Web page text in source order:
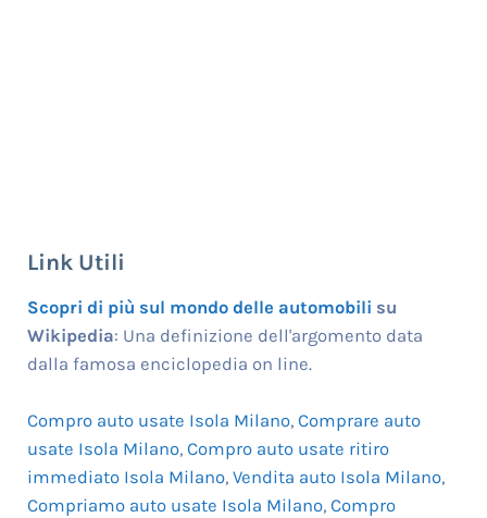
Link Utili
Scopri di più sul mondo delle automobili su
Wikipedia: Una definizione dell'argomento data
dalla famosa enciclopedia on line.
Compro auto usate Isola Milano, Comprare auto
usate Isola Milano, Compro auto usate ritiro
immediato Isola Milano, Vendita auto Isola Milano,
Compriamo auto usate Isola Milano, Compro